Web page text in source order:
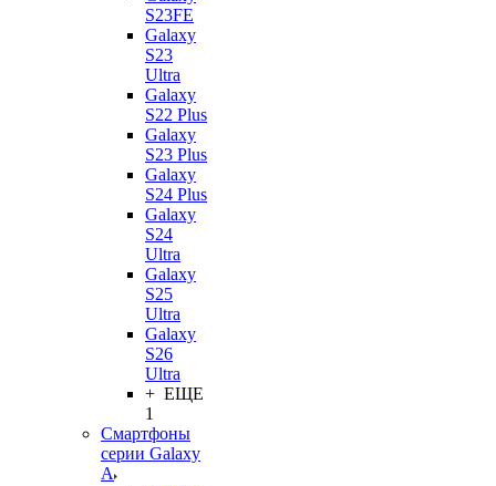
S23FE
Galaxy
S23
Ultra
Galaxy
S22 Plus
Galaxy
S23 Plus
Galaxy
S24 Plus
Galaxy
S24
Ultra
Galaxy
S25
Ultra
Galaxy
S26
Ultra
+ ЕЩЕ
1
Смартфоны
серии Galaxy
A